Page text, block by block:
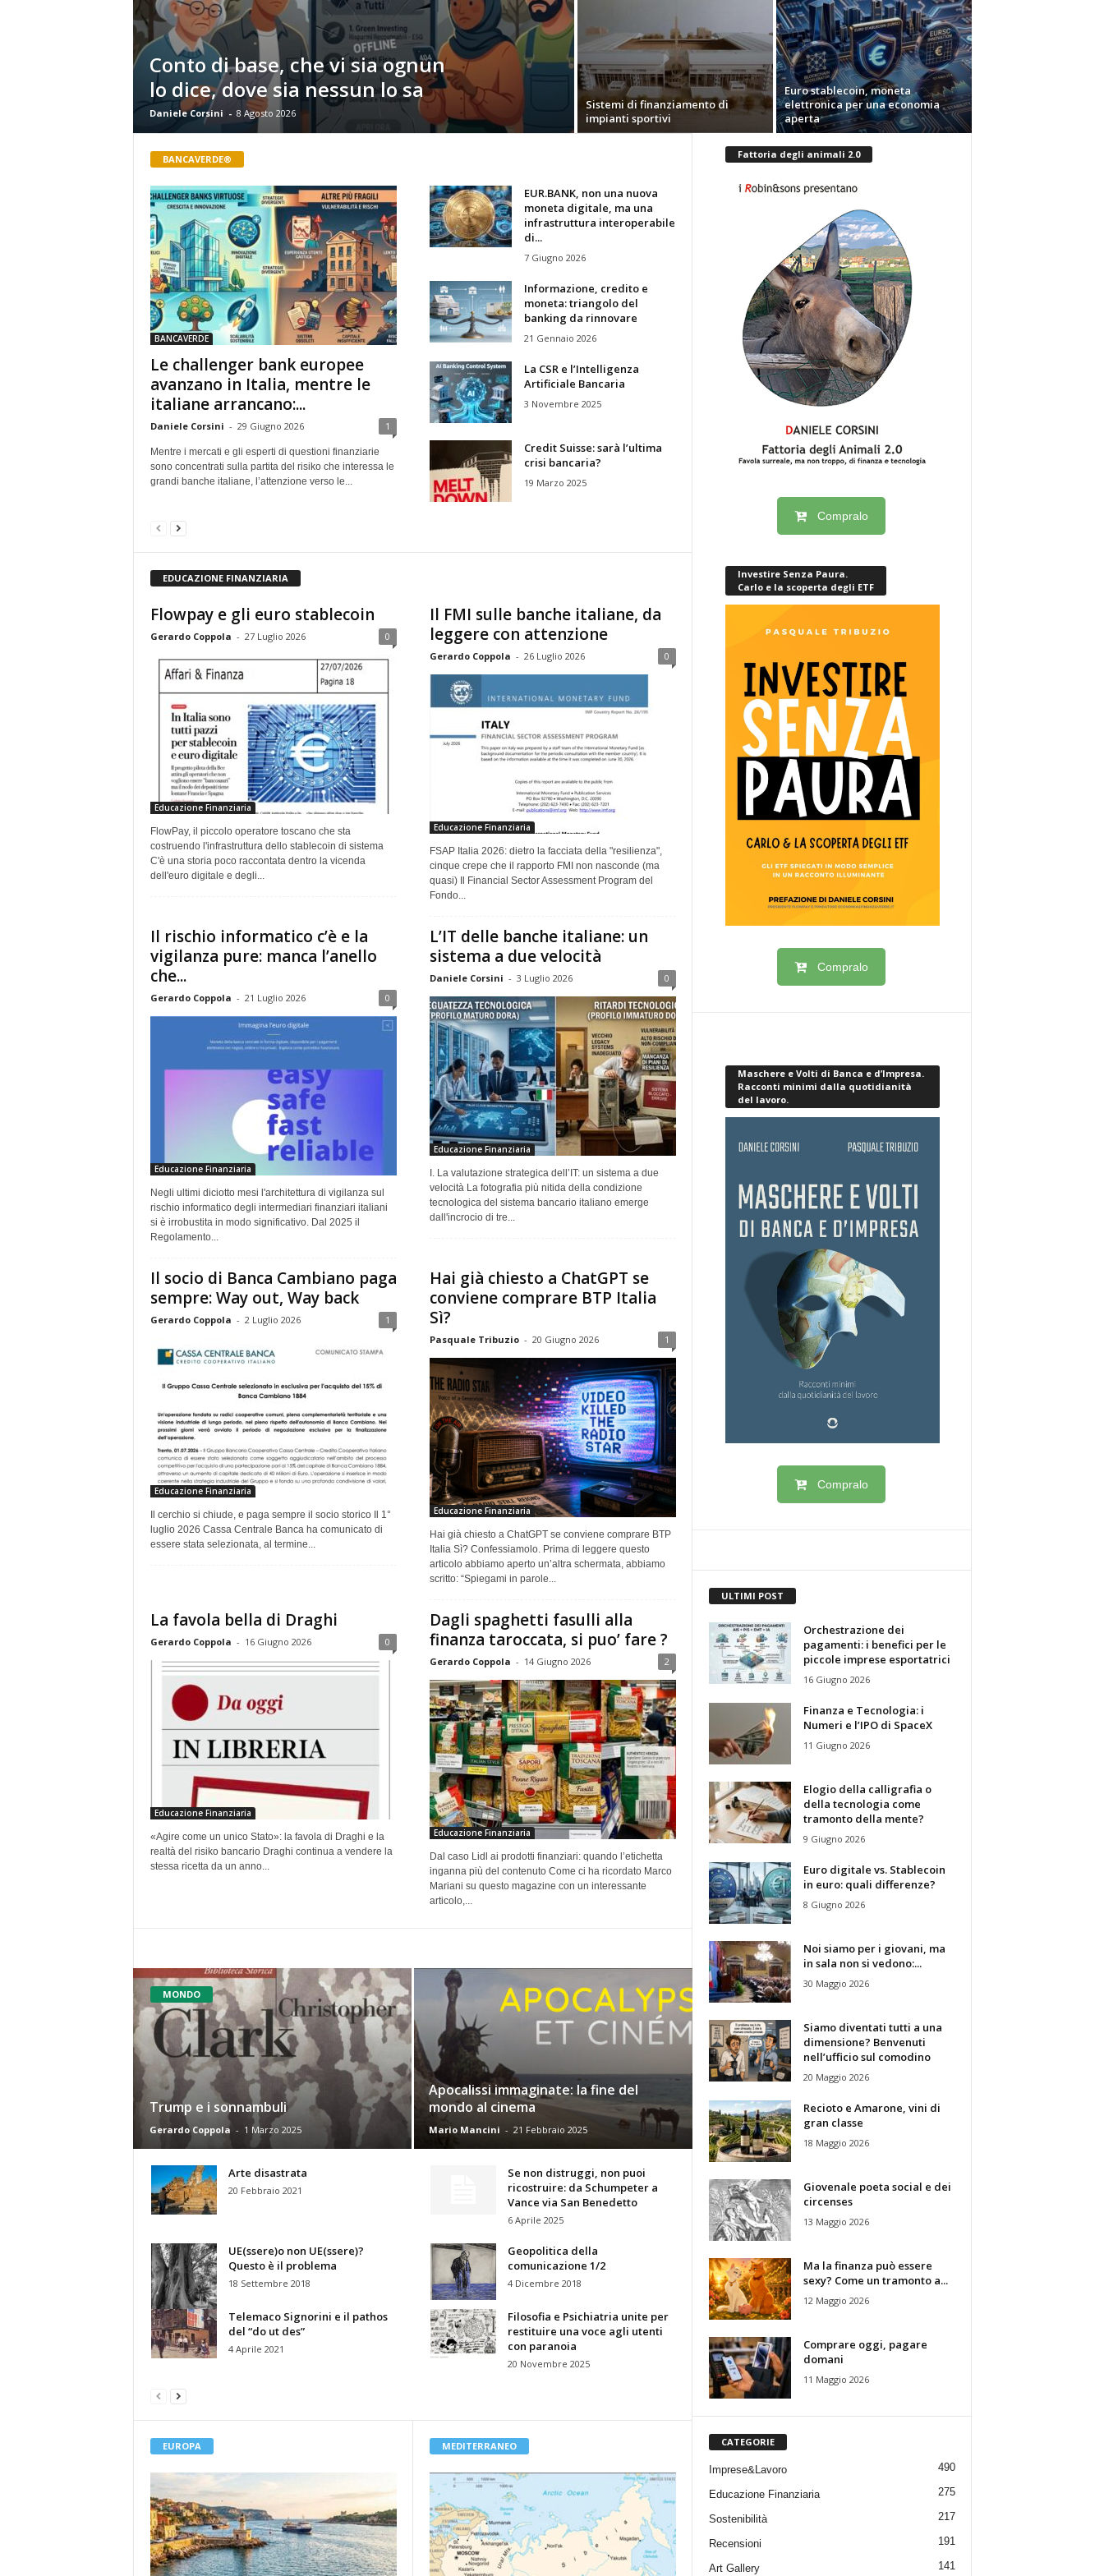
Conto di base, che vi sia ognun
lo dice, dove sia nessun lo sa
Daniele Corsini - 8 Agosto 2026
Sistemi di finanziamento di
impianti sportivi
Euro stablecoin, moneta
elettronica per una economia
aperta
BANCAVERDE®
BANCAVERDE
Le challenger bank europee
avanzano in Italia, mentre le
italiane arrancano:...
Daniele Corsini - 29 Giugno 2026 1
Mentre i mercati e gli esperti di questioni finanziarie
sono concentrati sulla partita del risiko che interessa le
grandi banche italiane, l’attenzione verso le...
EUR.BANK, non una nuova
moneta digitale, ma una
infrastruttura interoperabile
di...
7 Giugno 2026
Informazione, credito e
moneta: triangolo del
banking da rinnovare
21 Gennaio 2026
La CSR e l’Intelligenza
Artificiale Bancaria
3 Novembre 2025
Credit Suisse: sarà l’ultima
crisi bancaria?
19 Marzo 2025
EDUCAZIONE FINANZIARIA
Flowpay e gli euro stablecoin
Gerardo Coppola - 27 Luglio 2026 0
Educazione Finanziaria
FlowPay, il piccolo operatore toscano che sta
costruendo l'infrastruttura dello stablecoin di sistema
C'è una storia poco raccontata dentro la vicenda
dell'euro digitale e degli...
Il FMI sulle banche italiane, da
leggere con attenzione
Gerardo Coppola - 26 Luglio 2026 0
Educazione Finanziaria
FSAP Italia 2026: dietro la facciata della "resilienza",
cinque crepe che il rapporto FMI non nasconde (ma
quasi) Il Financial Sector Assessment Program del
Fondo...
Il rischio informatico c’è e la
vigilanza pure: manca l’anello
che...
Gerardo Coppola - 21 Luglio 2026 0
Educazione Finanziaria
Negli ultimi diciotto mesi l'architettura di vigilanza sul
rischio informatico degli intermediari finanziari italiani
si è irrobustita in modo significativo. Dal 2025 il
Regolamento...
L’IT delle banche italiane: un
sistema a due velocità
Daniele Corsini - 3 Luglio 2026 0
Educazione Finanziaria
I. La valutazione strategica dell’IT: un sistema a due
velocità La fotografia più nitida della condizione
tecnologica del sistema bancario italiano emerge
dall'incrocio di tre...
Il socio di Banca Cambiano paga
sempre: Way out, Way back
Gerardo Coppola - 2 Luglio 2026 1
Educazione Finanziaria
Il cerchio si chiude, e paga sempre il socio storico Il 1°
luglio 2026 Cassa Centrale Banca ha comunicato di
essere stata selezionata, al termine...
Hai già chiesto a ChatGPT se
conviene comprare BTP Italia
Sì?
Pasquale Tribuzio - 20 Giugno 2026 1
Educazione Finanziaria
Hai già chiesto a ChatGPT se conviene comprare BTP
Italia Sì? Confessiamolo. Prima di leggere questo
articolo abbiamo aperto un’altra schermata, abbiamo
scritto: “Spiegami in parole...
La favola bella di Draghi
Gerardo Coppola - 16 Giugno 2026 0
Educazione Finanziaria
«Agire come un unico Stato»: la favola di Draghi e la
realtà del risiko bancario Draghi continua a vendere la
stessa ricetta da un anno...
Dagli spaghetti fasulli alla
finanza taroccata, si puo’ fare ?
Gerardo Coppola - 14 Giugno 2026 2
Educazione Finanziaria
Dal caso Lidl ai prodotti finanziari: quando l’etichetta
inganna più del contenuto Come ci ha ricordato Marco
Mariani su questo magazine con un interessante
articolo,...
MONDO
Trump e i sonnambuli
Gerardo Coppola - 1 Marzo 2025
Apocalissi immaginate: la fine del
mondo al cinema
Mario Mancini - 21 Febbraio 2025
Arte disastrata
20 Febbraio 2021
Se non distruggi, non puoi
ricostruire: da Schumpeter a
Vance via San Benedetto
6 Aprile 2025
UE(ssere)o non UE(ssere)?
Questo è il problema
18 Settembre 2018
Geopolitica della
comunicazione 1/2
4 Dicembre 2018
Telemaco Signorini e il pathos
del “do ut des”
4 Aprile 2021
Filosofia e Psichiatria unite per
restituire una voce agli utenti
con paranoia
20 Novembre 2025
EUROPA MEDITERRANEO
Fattoria degli animali 2.0
Compralo
Investire Senza Paura.
Carlo e la scoperta degli ETF
Compralo
Maschere e Volti di Banca e d’Impresa.
Racconti minimi dalla quotidianità
del lavoro.
Compralo
ULTIMI POST
Orchestrazione dei
pagamenti: i benefici per le
piccole imprese esportatrici
16 Giugno 2026
Finanza e Tecnologia: i
Numeri e l’IPO di SpaceX
11 Giugno 2026
Elogio della calligrafia o
della tecnologia come
tramonto della mente?
9 Giugno 2026
Euro digitale vs. Stablecoin
in euro: quali differenze?
8 Giugno 2026
Noi siamo per i giovani, ma
in sala non si vedono:...
30 Maggio 2026
Siamo diventati tutti a una
dimensione? Benvenuti
nell’ufficio sul comodino
20 Maggio 2026
Recioto e Amarone, vini di
gran classe
18 Maggio 2026
Giovenale poeta social e dei
circenses
13 Maggio 2026
Ma la finanza può essere
sexy? Come un tramonto a...
12 Maggio 2026
Comprare oggi, pagare
domani
11 Maggio 2026
CATEGORIE
Imprese&Lavoro 490
Educazione Finanziaria 275
Sostenibilità 217
Recensioni 191
Art Gallery 141